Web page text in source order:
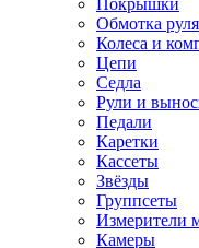
Покрышки
Обмотка руля
Колеса и
Цепи
Седла
Рули и
Педали
Каретки
Кассеты
Звёзды
Группсеты
Измерители
Камеры